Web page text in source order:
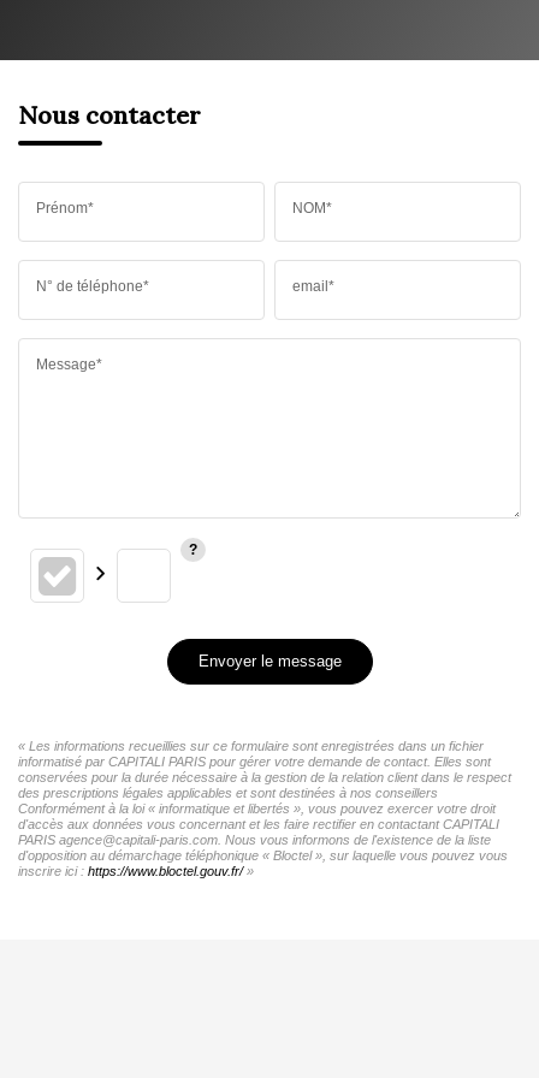
Nous contacter
Prénom* NOM*
N° de téléphone* email*
Message*
Envoyer le message
« Les informations recueillies sur ce formulaire sont enregistrées dans un fichier
informatisé par CAPITALI PARIS pour gérer votre demande de contact. Elles sont
conservées pour la durée nécessaire à la gestion de la relation client dans le respect
des prescriptions légales applicables et sont destinées à nos conseillers
Conformément à la loi « informatique et libertés », vous pouvez exercer votre droit
d'accès aux données vous concernant et les faire rectifier en contactant CAPITALI
PARIS agence@capitali-paris.com. Nous vous informons de l'existence de la liste
d'opposition au démarchage téléphonique « Bloctel », sur laquelle vous pouvez vous
inscrire ici : https://www.bloctel.gouv.fr/»